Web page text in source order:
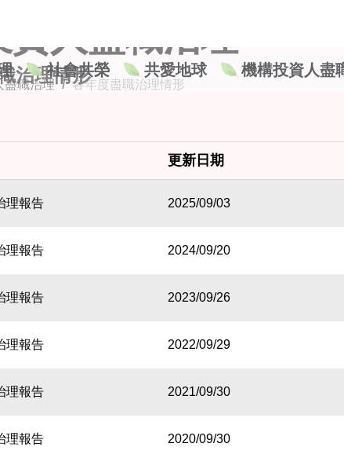
社會共榮 共愛地球 機構投資人盡
資人盡職治理
治理情形
盡職治理 / 各年度盡職治理情形
更新日期
理報告 2025/09/03
理報告 2024/09/20
理報告 2023/09/26
理報告 2022/09/29
理報告 2021/09/30
理報告 2020/09/30